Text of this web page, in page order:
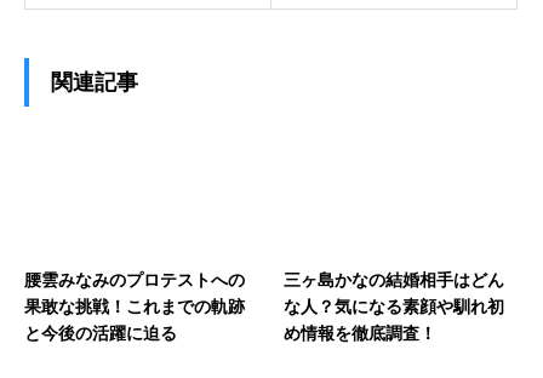
関連記事
腰雲みなみのプロテストへの
果敢な挑戦！これまでの軌跡
と今後の活躍に迫る
三ヶ島かなの結婚相手はどん
な人？気になる素顔や馴れ初
め情報を徹底調査！